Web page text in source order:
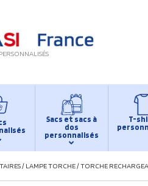
Sacs et sacs à
dos
personnalisés
T-
/ LAMPE TORCHE/TORCHE